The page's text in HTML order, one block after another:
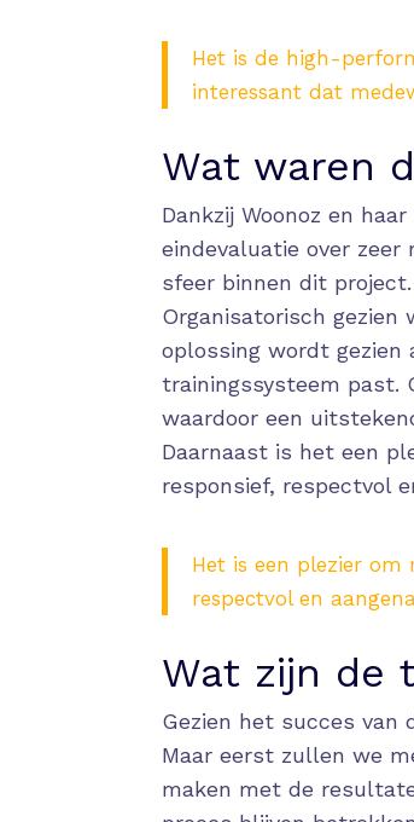
Het is de high-
interessant dat
Wat waren
Dankzij Woonoz en
eindevaluatie over
sfeer binnen dit
Organisatorisch gezien
oplossing wordt gezien
trainingssysteem past.
waardoor een
Daarnaast is het een
responsief, respectvol
Het is een plezier om
respectvol en
Wat zijn de
Gezien het succes van
Maar eerst zullen we
maken met de